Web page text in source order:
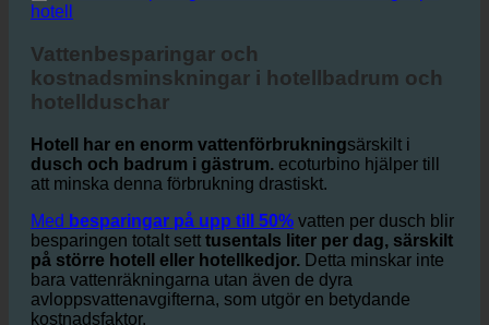
2. Vattenbesparingar och kostnadsminskningar på
hotell
Vattenbesparingar och
kostnadsminskningar i hotellbadrum och
hotellduschar
Hotell har en enorm vattenförbrukning
dusch och badrum i gästrum.ecoturbino hjälper till
att minska denna förbrukning drastiskt.
Med besparingar på upp till 50% vatten per dusch blir
besparingen totalt setttusentals liter per dag, särskilt
på större hotell eller hotellkedjor.
Detta minskar inte